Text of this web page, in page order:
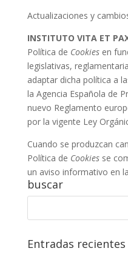
Actualizaciones y
INSTITUTO VITA ET
Política de Cookiesen
legislativas,
adaptar dicha política a
la Agencia Española de
nuevo Reglamento
por la vigente Ley
Cuando se produzcan
Política de Cookiesse
un aviso informativo en
buscar
Entradas recientes